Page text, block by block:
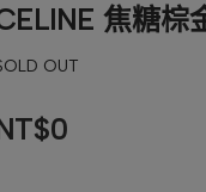
焦糖棕
OUT